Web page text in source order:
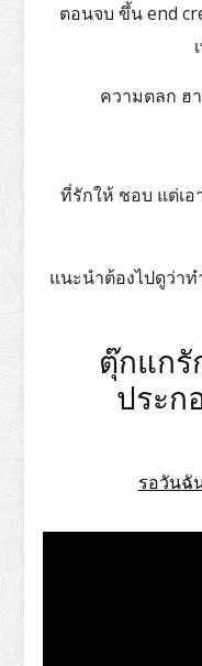
ตอนจบ ขึ้น end
ความตลก ฮ
ที่รักให้ ชอบ แต่เอ
แนะนำต้องไปดูว่าท
ตุ๊กแกรั
ประก
รอวันฉั